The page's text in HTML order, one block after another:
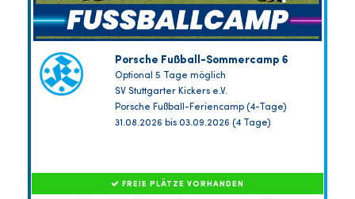
Porsche Fußball-Sommercamp 6
Optional 5 Tage möglich
SV Stuttgarter Kickers e.V.
Porsche Fußball-Feriencamp (4-Tage)
31.08.2026 bis 03.09.2026 (4 Tage)
FREIE PLÄTZE VORHANDEN